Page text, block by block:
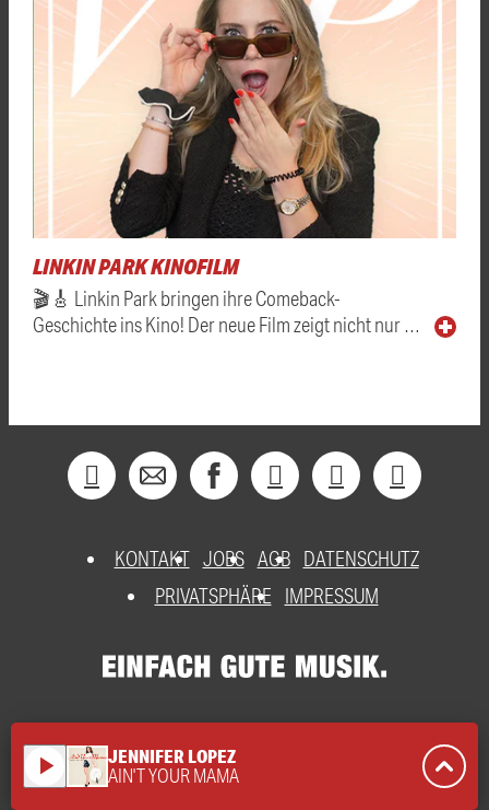
LINKIN PARK KINOFILM
🎬🎸 Linkin Park bringen ihre Comeback-
Geschichte ins Kino! Der neue Film zeigt nicht nur …
KONTAKT JOBS AGB DATENSCHUTZ
PRIVATSPHÄRE
IMPRESSUM
play_arrow JENNIFER LOPEZ
AIN'T YOUR MAMA